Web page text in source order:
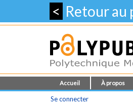
< Retour
Accueil À propos
Se connecter